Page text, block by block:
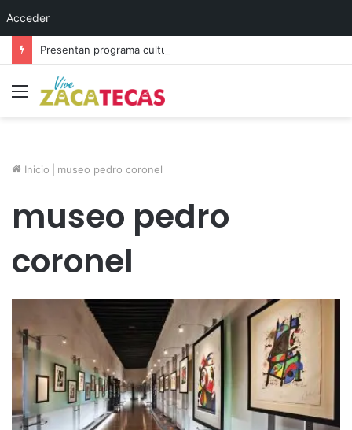
Acceder
Menú
Inicio museo pedro coronel
museo pedro
coronel